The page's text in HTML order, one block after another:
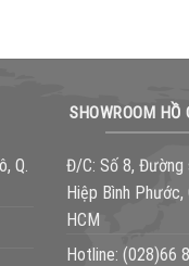
Q.
SHOWROOM HỒ
Đ/C: Số 8, Đường
Hiệp Bình Phước,
HCM
Hotline: (028)66